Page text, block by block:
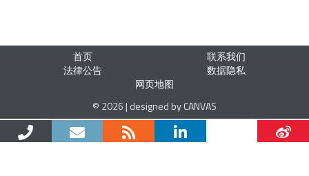
首页
联系我们
法律公告
数据隐私
网页地图
© 2026 | designed by CANVAS